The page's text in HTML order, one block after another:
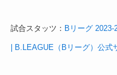
試合スタッツ： Bリーグ
| B.LEAGUE（Bリーグ）公式